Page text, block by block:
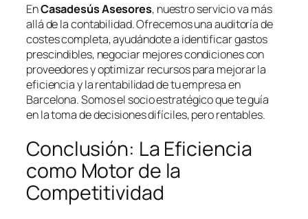
EnCasadesús Asesores, nuestro servicio va más
allá de la contabilidad. Ofrecemos una auditoría de
costes completa, ayudándote a identificar gastos
prescindibles, negociar mejores condiciones con
proveedores y optimizar recursos para mejorar la
eficiencia y la rentabilidad de tu empresa en
Barcelona. Somos el socio estratégico que te guía
en la toma de decisiones difíciles, pero rentables.
Conclusión: La Eficiencia
como Motor de la
Competitividad